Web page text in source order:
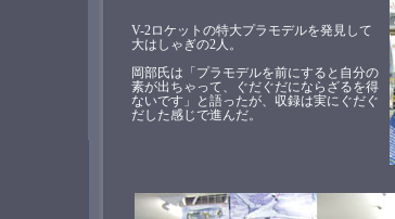
V-2ロケットの特大プラモデルを発見して
大はしゃぎの2人。
岡部氏は「プラモデルを前にすると自分の
素が出ちゃって、ぐだぐだにならざるを得
ないです」と語ったが、収録は実にぐだぐ
だした感じで進んだ。